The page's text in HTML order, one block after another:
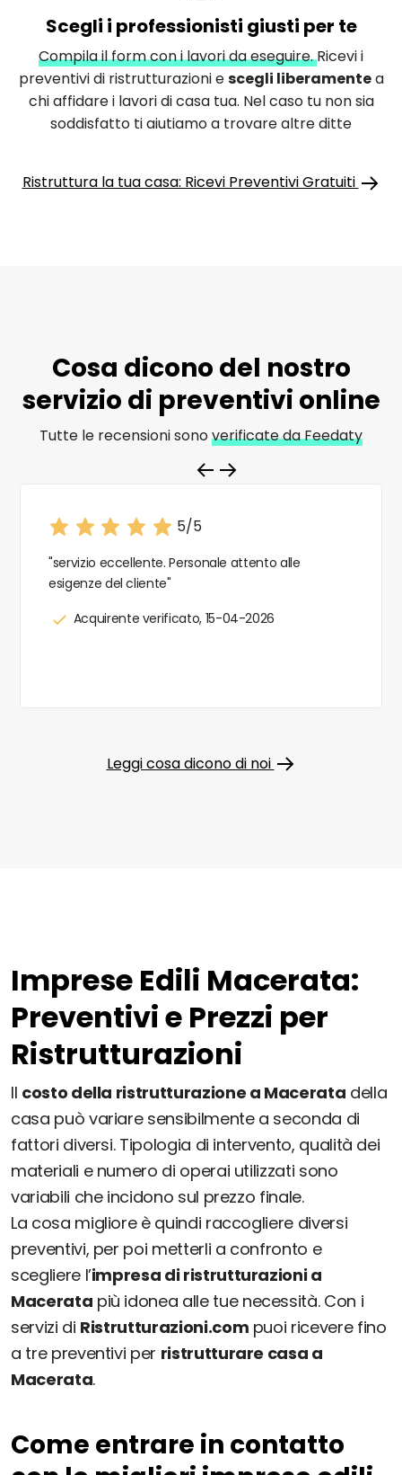
Scegli i professionisti giusti per te
Compila il form con i lavori da eseguire.Ricevi i
preventivi di ristrutturazioni escegli liberamentea
chi affidare i lavori di casa tua. Nel caso tu non sia
soddisfatto ti aiutiamo a trovare altre ditte
Ristruttura la tua casa: Ricevi Preventivi Gratuiti
Cosa dicono del nostro
servizio di preventivi online
Tutte le recensioni sonoverificate da Feedaty
5/5
"servizio eccellente. Personale attento alle
esigenze del cliente"
Acquirente verificato, 15-04-2026
Leggi cosa dicono di noi
Imprese Edili Macerata:
Preventivi e Prezzi per
Ristrutturazioni
Il costo della ristrutturazione a Macerata della
casa può variare sensibilmente a seconda di
fattori diversi. Tipologia di intervento, qualità dei
materiali e numero di operai utilizzati sono
variabili che incidono sul prezzo finale.
La cosa migliore è quindi raccogliere diversi
preventivi, per poi metterli a confronto e
scegliere l’impresa di ristrutturazioni a
Macerata più idonea alle tue necessità. Con i
servizi di Ristrutturazioni.com puoi ricevere fino
a tre preventivi per ristrutturare casa a
Macerata.
Come entrare in contatto